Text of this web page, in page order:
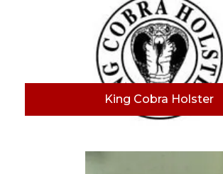
King Cobra Holster